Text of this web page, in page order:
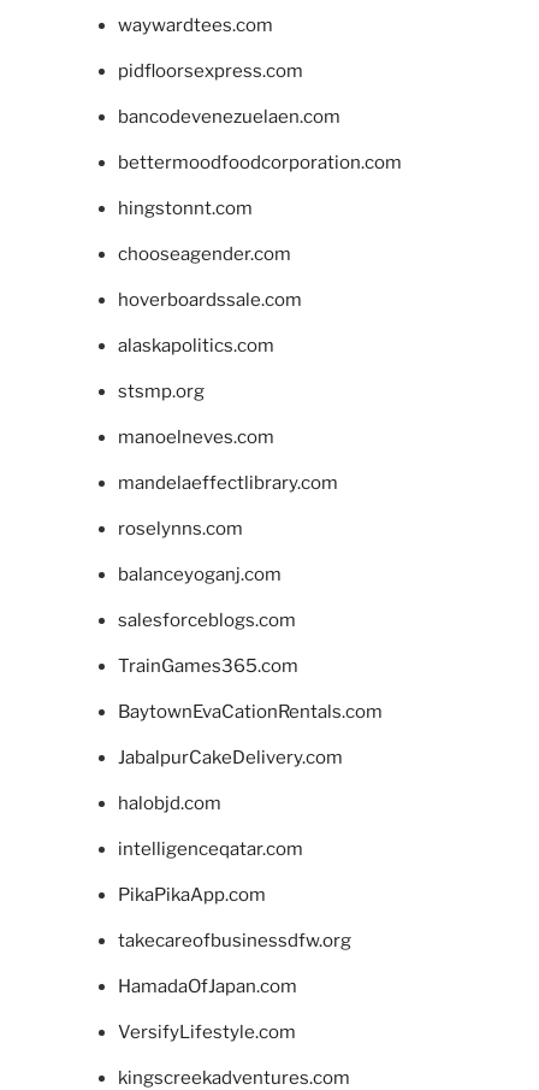
waywardtees.com
pidfloorsexpress.com
bancodevenezuelaen.com
bettermoodfoodcorporation.com
hingstonnt.com
chooseagender.com
hoverboardssale.com
alaskapolitics.com
stsmp.org
manoelneves.com
mandelaeffectlibrary.com
roselynns.com
balanceyoganj.com
salesforceblogs.com
TrainGames365.com
BaytownEvaCationRentals.com
JabalpurCakeDelivery.com
halobjd.com
intelligenceqatar.com
PikaPikaApp.com
takecareofbusinessdfw.org
HamadaOfJapan.com
VersifyLifestyle.com
kingscreekadventures.com